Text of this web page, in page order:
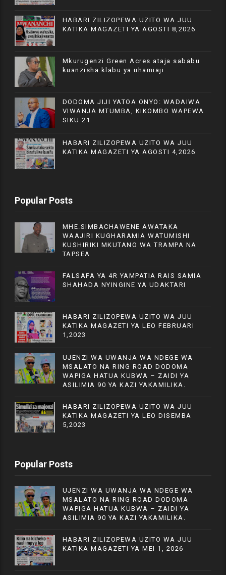
HABARI ZILIZOPEWA UZITO WA JUU
KATIKA MAGAZETI YA AGOSTI 8,2026
Mkurugenzi Green Acres ataja sababu
kuanzisha klabu ya uhamiaji
DODOMA JIJI YATOA ONYO: WADAIWA
VIWANJA MTUMBA, KIKOMBO WAPEWA
SIKU 21
HABARI ZILIZOPEWA UZITO WA JUU
KATIKA MAGAZETI YA AGOSTI 4,2026
Popular Posts
MHE.SIMBACHAWENE AWATAKA
WAAJIRI KUGHARAMIA WATUMISHI
KUSHIRIKI MKUTANO WA TRAMPA NA
TAPSEA
FALSAFA YA 4R YAMPATIA RAIS SAMIA
SHAHADA NYINGINE YA UDAKTARI
HABARI ZILIZOPEWA UZITO WA JUU
KATIKA MAGAZETI YA LEO FEBRUARI
1,2023
UJENZI WA UWANJA WA NDEGE WA
MSALATO NA RING ROAD DODOMA
WAPIGA HATUA KUBWA – ZAIDI YA
ASILIMIA 90 YA KAZI YAKAMILIKA.
HABARI ZILIZOPEWA UZITO WA JUU
KATIKA MAGAZETI YA LEO DISEMBA
5,2023
Popular Posts
UJENZI WA UWANJA WA NDEGE WA
MSALATO NA RING ROAD DODOMA
WAPIGA HATUA KUBWA – ZAIDI YA
ASILIMIA 90 YA KAZI YAKAMILIKA.
HABARI ZILIZOPEWA UZITO WA JUU
KATIKA MAGAZETI YA MEI 1, 2026